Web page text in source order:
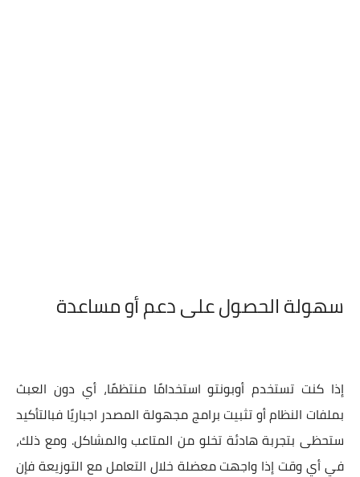
سهولة الحصول على دعم أو مساعدة
إذا كنت تستخدم أوبونتو استخدامًا منتظمًا، أي دون العبث
بملفات النظام أو تثبيت برامج مجهولة المصدر اجباريًا فبالتأكيد
ستحظى بتجربة هادئة تخلو من المتاعب والمشاكل. ومع ذلك،
في أي وقت إذا واجهت معضلة خلال التعامل مع التوزيعة فإن